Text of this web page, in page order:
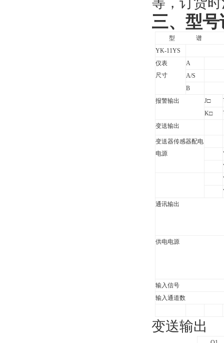
三、 型号
型
谱
YK-11YS
仪表
尺寸
A
A/S
B
报警输出
J□
K□
变送输出
变送器传感器配电
电源
通讯输出
供电电源
输入信号
输入通道数
变送输出